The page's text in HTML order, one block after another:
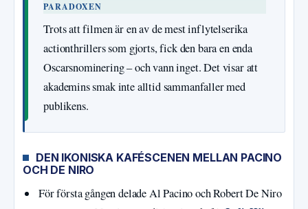
PARADOXEN
Trots att filmen är en av de mest inflytelserika
actionthrillers som gjorts, fick den bara en enda
Oscarsnominering – och vann inget. Det visar att
akademins smak inte alltid sammanfaller med
publikens.
DEN IKONISKA KAFÉSCENEN MELLAN PACINO
OCH DE NIRO
För första gången delade Al Pacino och Robert De Niro